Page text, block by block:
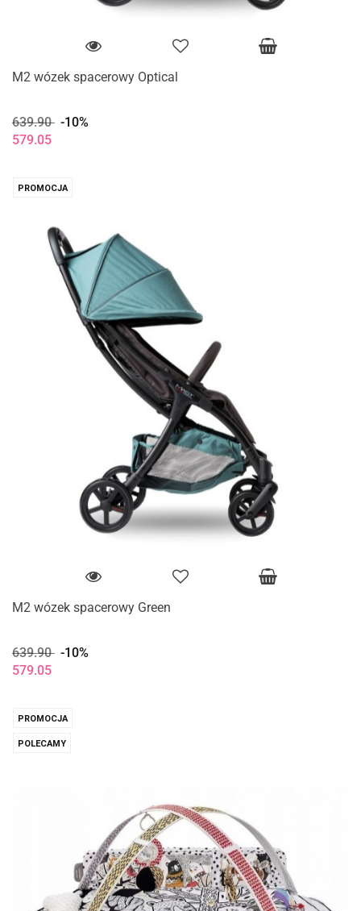
M2 wózek spacerowy Optical
639.90 -10%
579.05
PROMOCJA
M2 wózek spacerowy Green
639.90 -10%
579.05
PROMOCJA
POLECAMY